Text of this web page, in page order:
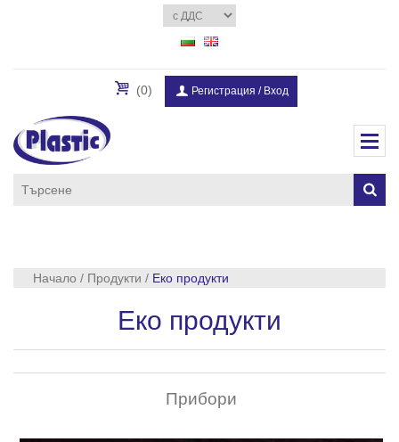
(0) Регистрация / Вход
Начало / Продукти / Еко продукти
Еко продукти
Прибори